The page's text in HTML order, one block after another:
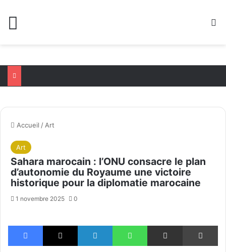
Accueil / Art
Art
Sahara marocain : l’ONU consacre le plan
d’autonomie du Royaume une victoire
historique pour la diplomatie marocaine
1 novembre 2025 0
Facebook X Linkedin WhatsApp Partager par email